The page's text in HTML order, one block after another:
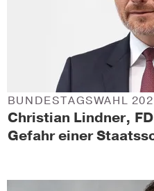
Christian Lindner,
Gefahr einer
BUNDESTAGSWAHL